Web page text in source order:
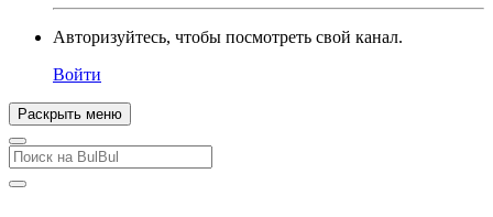
Авторизуйтесь, чтобы посмотреть свой канал.
Войти
Раскрыть меню